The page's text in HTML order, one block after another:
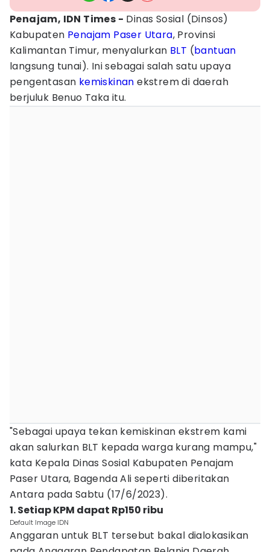
Penajam, IDN Times - Dinas Sosial (Dinsos)
Kabupaten Penajam Paser Utara, Provinsi
Kalimantan Timur, menyalurkan BLT (bantuan
langsung tunai). Ini sebagai salah satu upaya
pengentasan kemiskinan ekstrem di daerah
berjuluk Benuo Taka itu.
"Sebagai upaya tekan kemiskinan ekstrem kami
akan salurkan BLT kepada warga kurang mampu,"
kata Kepala Dinas Sosial Kabupaten Penajam
Paser Utara, Bagenda Ali seperti diberitakan
Antara pada Sabtu (17/6/2023).
1. Setiap KPM dapat Rp150 ribu
Default Image IDN
Anggaran untuk BLT tersebut bakal dialokasikan